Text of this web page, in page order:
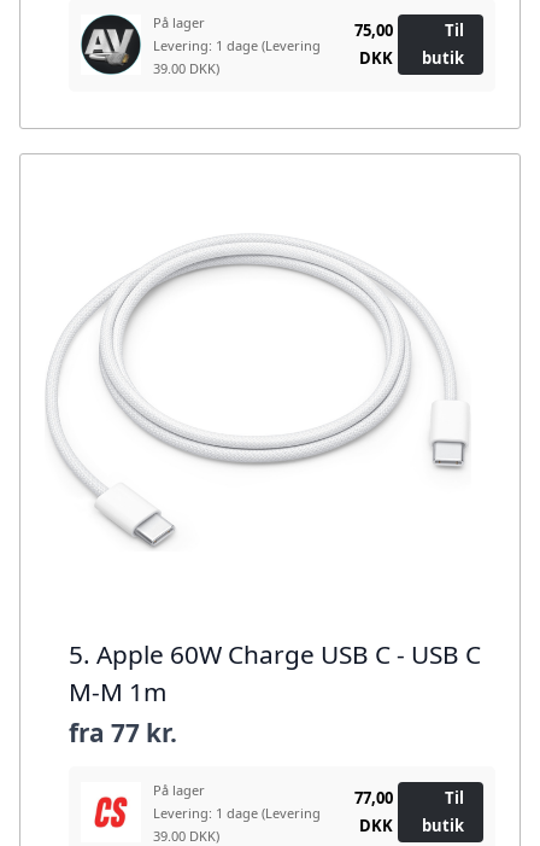
På lager
Levering: 1 dage (Levering
39.00 DKK)
75,00
DKK
Til
butik
5. Apple 60W Charge USB C - USB C
M-M 1m
fra 77 kr.
På lager
Levering: 1 dage (Levering
39.00 DKK)
77,00
DKK
Til
butik